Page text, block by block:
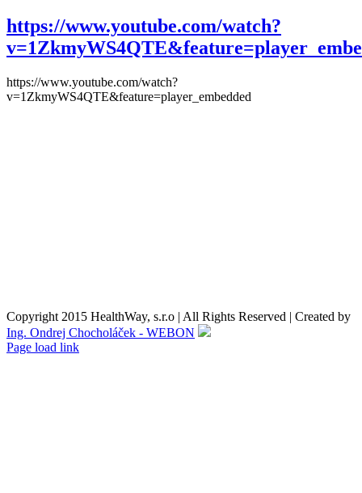
https://www.youtube.com/watch?
https://www.youtube.com/watch?
v=1ZkmyWS4QTE&feature=player_embedded
Copyright 2015 HealthWay, s.r.o | All Rights Reserved | Created by
Ing. Ondrej Chocholáček - WEBON
Page load link